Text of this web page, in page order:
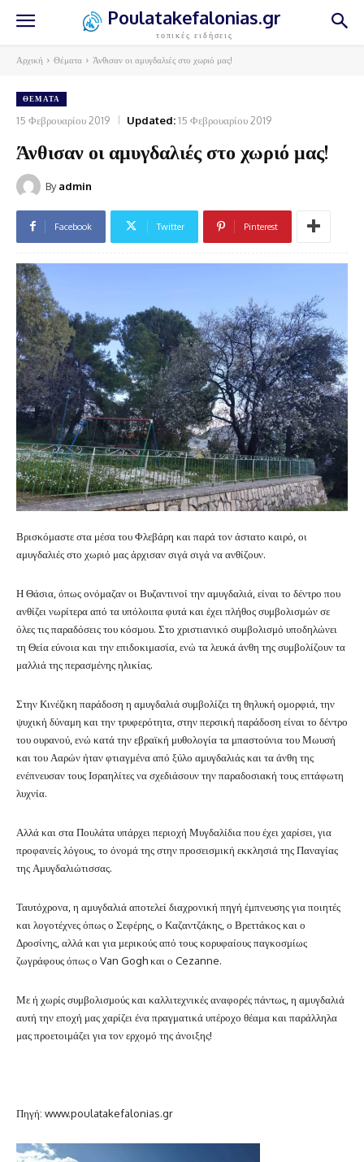
Poulatakefalonias.gr
τοπικές ειδήσεις
Αρχική Θέματα Άνθισαν οι αμυγδαλιές στο χωριό μας!
ΘΈΜΑΤΑ
15 Φεβρουαρίου 2019 Updated:15 Φεβρουαρίου 2019
Άνθισαν οι αμυγδαλιές στο χωριό μας!
By admin
Facebook Twitter Pinterest
Βρισκόμαστε στα μέσα του Φλεβάρη και παρά τον άστατο καιρό, οι
αμυγδαλιές στο χωριό μας άρχισαν σιγά σιγά να ανθίζουν.
Η Θάσια, όπως ονόμαζαν οι Βυζαντινοί την αμυγδαλιά, είναι το δέντρο που
ανθίζει νωρίτερα από τα υπόλοιπα φυτά και έχει πλήθος συμβολισμών σε
όλες τις παραδόσεις του κόσμου. Στο χριστιανικό συμβολισμό υποδηλώνει
τη Θεία εύνοια και την επιδοκιμασία, ενώ τα λευκά άνθη της συμβολίζουν τα
μαλλιά της περασμένης ηλικίας.
Στην Κινέζικη παράδοση η αμυγδαλιά συμβολίζει τη θηλυκή ομορφιά, την
ψυχική δύναμη και την τρυφερότητα, στην περσική παράδοση είναι το δέντρο
του ουρανού, ενώ κατά την εβραϊκή μυθολογία τα μπαστούνια του Μωυσή
και του Ααρών ήταν φτιαγμένα από ξύλο αμυγδαλιάς και τα άνθη της
ενέπνευσαν τους Ισραηλίτες να σχεδιάσουν την παραδοσιακή τους επτάφωτη
λυχνία.
Αλλά και στα Πουλάτα υπάρχει περιοχή Μυγδαλίδια που έχει χαρίσει, για
προφανείς λόγους, το όνομά της στην προσεισμική εκκλησιά της Παναγίας
της Αμυγδαλιώτισσας.
Ταυτόχρονα, η αμυγδαλιά αποτελεί διαχρονική πηγή έμπνευσης για ποιητές
και λογοτέχνες όπως ο Σεφέρης, ο Καζαντζάκης, ο Βρεττάκος και ο
Δροσίνης, αλλά και για μερικούς από τους κορυφαίους παγκοσμίως
ζωγράφους όπως ο Van Gogh και ο Cezanne.
Με ή χωρίς συμβολισμούς και καλλιτεχνικές αναφορές πάντως, η αμυγδαλιά
αυτή την εποχή μας χαρίζει ένα πραγματικά υπέροχο θέαμα και παράλληλα
μας προετοιμάζει για τον ερχομό της άνοιξης!
Πηγή: www.poulatakefalonias.gr